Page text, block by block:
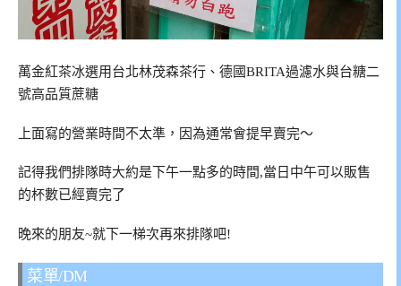
萬金紅茶冰選用台北林茂森茶行、德國BRITA過濾水與台糖二
號高品質蔗糖
上面寫的營業時間不太準，因為通常會提早賣完～
記得我們排隊時大約是下午一點多的時間,當日中午可以販售
的杯數已經賣完了
晚來的朋友~就下一梯次再來排隊吧!
菜單/DM